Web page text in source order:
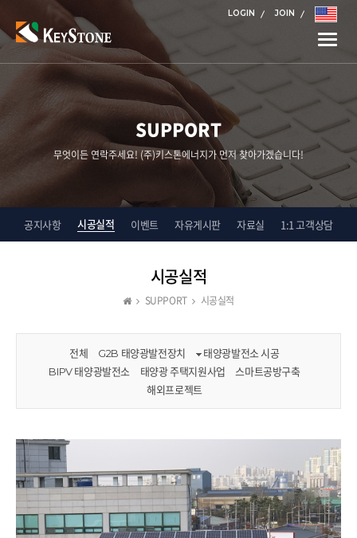
LOGIN JOIN
Toggle
SUPPORT
무엇이든 연락주세요! (주)키스톤에너지가 먼저 찾아가겠습니다!
공지사항 시공실적 이벤트 자유게시판 자료실 1:1 고객상담
시공실적
SUPPORT 시공실적
전체 G2B 태양광발전장치
태양광발전소 시공
BIPV 태양광발전소
태양광 주택지원사업
스마트공방구축
해외프로젝트